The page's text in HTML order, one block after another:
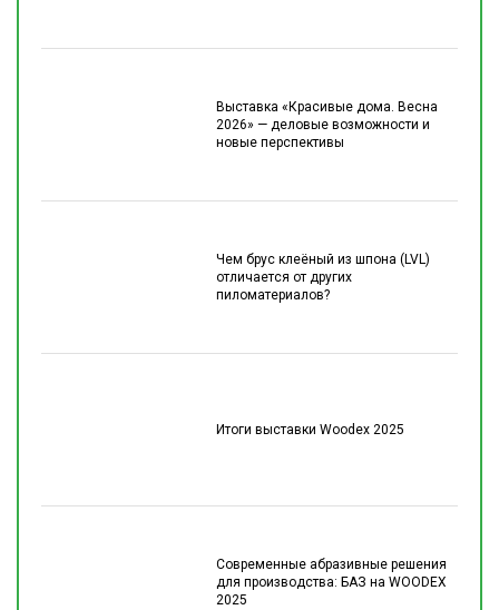
Выставка «Красивые дома. Весна
2026» — деловые возможности и
новые перспективы
Чем брус клеёный из шпона (LVL)
отличается от других
пиломатериалов?
Итоги выставки Woodex 2025
Современные абразивные решения
для производства: БАЗ на WOODEX
2025